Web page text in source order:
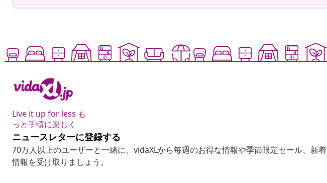
Live it up for less も
っと手頃に楽しく
ニュースレターに登録する
70万人以上のユーザーと一緒に、vidaXLから毎週のお得な情報や季節限定セール、新着
情報を受け取りましょう。